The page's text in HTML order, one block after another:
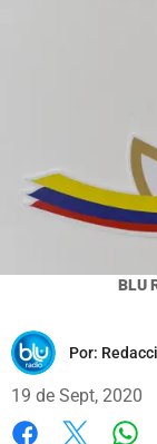
BLU
Por:
19 de Sept, 2020